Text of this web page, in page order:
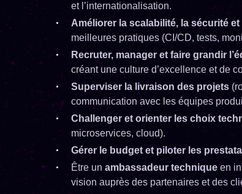
et l’internationalisation.
Améliorer la scalabilité, la sécurité
meilleures pratiques (CI/CD, tests,
Recruter, manager et faire grandir
créant une culture d’excellence et de
Superviser la livraison des projets
communication avec les équipes
Challenger et orienter les choix
microservices, cloud).
Gérer le budget et piloter les
Être un ambassadeur techniqueen
vision auprès des partenaires et des